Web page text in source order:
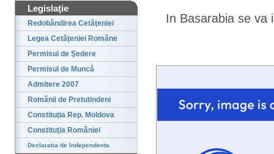
Legislaţie
Redobândirea Cetăţeniei
Legea Cetăţeniei Române
Permisul de Şedere
Permisul de Muncă
Admitere 2007
Românii de Pretutindeni
Constituţia Rep. Moldova
Constituţia României
Declaratia de Independenta
In Basarabia se va